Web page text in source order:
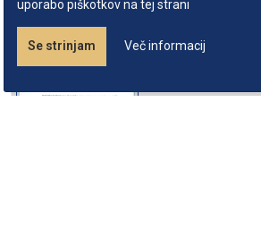
uporabo piškotkov na tej strani
Se strinjam Več informacij